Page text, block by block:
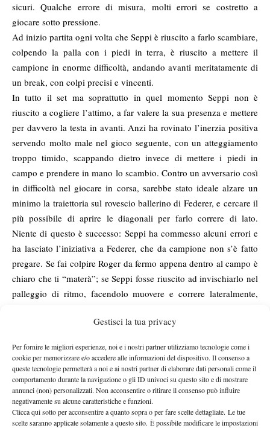
Gestisci la tua privacy
Per fornire le migliori esperienze, noi e i nostri partner utilizziamo tecnologie come i
cookie per memorizzare e/o accedere alle informazioni del dispositivo. Il consenso a
queste tecnologie permetterà a noi e ai nostri partner di elaborare dati personali come il
comportamento durante la navigazione o gli ID univoci su questo sito e di mostrare
annunci (non) personalizzati. Non acconsentire o ritirare il consenso può influire
negativamente su alcune caratteristiche e funzioni.
Clicca qui sotto per acconsentire a quanto sopra o per fare scelte dettagliate. Le tue
scelte saranno applicate solamente a questo sito. È possibile modificare le impostazioni
sicuri. Qualche errore di misura, molti errori se costretto a
giocare sotto pressione.
Ad inizio partita ogni volta che Seppi è riuscito a farlo scambiare,
colpendo la palla con i piedi in terra, è riuscito a mettere il
campione in enorme difficoltà, andando avanti meritatamente di
un break, con colpi precisi e vincenti.
In tutto il set ma soprattutto in quel momento Seppi non è
riuscito a cogliere l’attimo, a far valere la sua presenza e mettere
per davvero la testa in avanti. Anzi ha rovinato l’inerzia positiva
servendo molto male nel gioco seguente, con un atteggiamento
troppo timido, scappando dietro invece di mettere i piedi in
campo e prendere in mano lo scambio. Contro un avversario così
in difficoltà nel giocare in corsa, sarebbe stato ideale alzare un
minimo la traiettoria sul rovescio ballerino di Federer, e cercare il
più possibile di aprire le diagonali per farlo correre di lato.
Niente di questo è successo: Seppi ha commesso alcuni errori e
ha lasciato l’iniziativa a Federer, che da campione non s’è fatto
pregare. Se fai colpire Roger da fermo appena dentro al campo è
chiaro che ti “materà”; se Seppi fosse riuscito ad invischiarlo nel
palleggio di ritmo, facendolo muovere e correre lateralmente,
controprova, ma in 10 sfide tra i due mai avevo davvero avvertito
a strappare un set al Re.
Il passo che è mancato oggi a Seppi per compiere l’impresa è
stato sul piano dell’aggressività. Un avversario così traballante e
insicuro all’avvio era da “azzannare sportivamente”, era
indispensabile fargli avvertire una presenza in campo diversa.